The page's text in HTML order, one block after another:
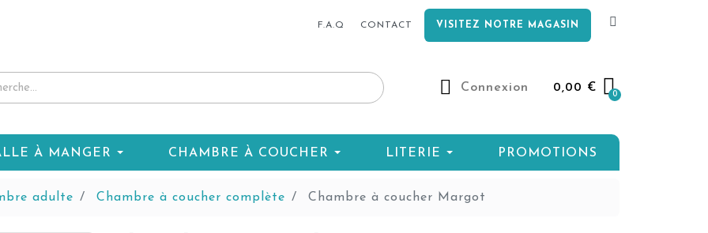
F.A.Q CONTACT VISITEZ NOTRE MAGASIN
Connexion 0,00 €
À MANGER CHAMBRE À COUCHER LITERIE PROMOTIONS
adulte Chambre à coucher complète Chambre à coucher Margot